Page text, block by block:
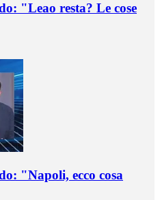
"Leao resta? Le cose
"Napoli, ecco cosa